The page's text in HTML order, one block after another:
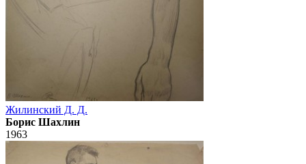
Жилинский Д. Д.
Борис Шахлин
1963